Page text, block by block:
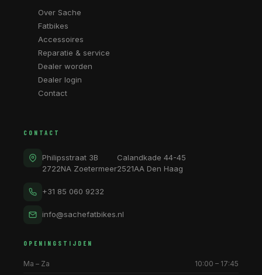
Over Sache
Fatbikes
Accessoires
Reparatie & service
Dealer worden
Dealer login
Contact
CONTACT
Philipsstraat 3B
2722NA Zoetermeer
Calandkade 44-45
2521AA Den Haag
+31 85 060 9232
info@sachefatbikes.nl
OPENINGSTIJDEN
Ma – Za 10:00 – 17:45